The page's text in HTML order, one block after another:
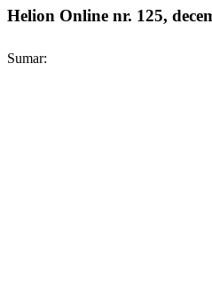
Helion Online nr. 125,
Sumar: